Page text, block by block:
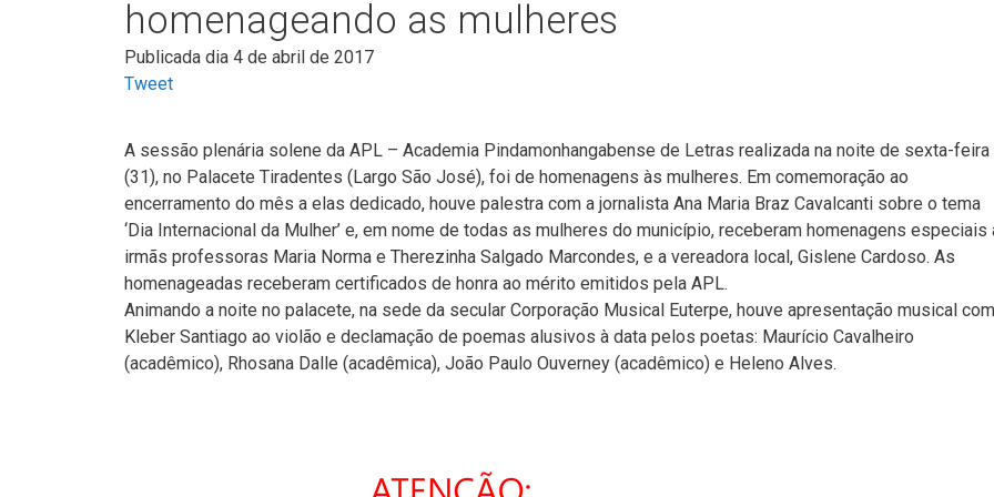
homenageando as mulheres
Publicada dia 4 de abril de 2017
Tweet
A sessão plenária solene da APL – Academia Pindamonhangabense de Letras realizada na noite de sexta-feira
(31), no Palacete Tiradentes (Largo São José), foi de homenagens às mulheres. Em comemoração ao
encerramento do mês a elas dedicado, houve palestra com a jornalista Ana Maria Braz Cavalcanti sobre o tema
‘Dia Internacional da Mulher’ e, em nome de todas as mulheres do município, receberam homenagens especiais
irmãs professoras Maria Norma e Therezinha Salgado Marcondes, e a vereadora local, Gislene Cardoso. As
homenageadas receberam certificados de honra ao mérito emitidos pela APL.
Animando a noite no palacete, na sede da secular Corporação Musical Euterpe, houve apresentação musical com
Kleber Santiago ao violão e declamação de poemas alusivos à data pelos poetas: Maurício Cavalheiro
(acadêmico), Rhosana Dalle (acadêmica), João Paulo Ouverney (acadêmico) e Heleno Alves.